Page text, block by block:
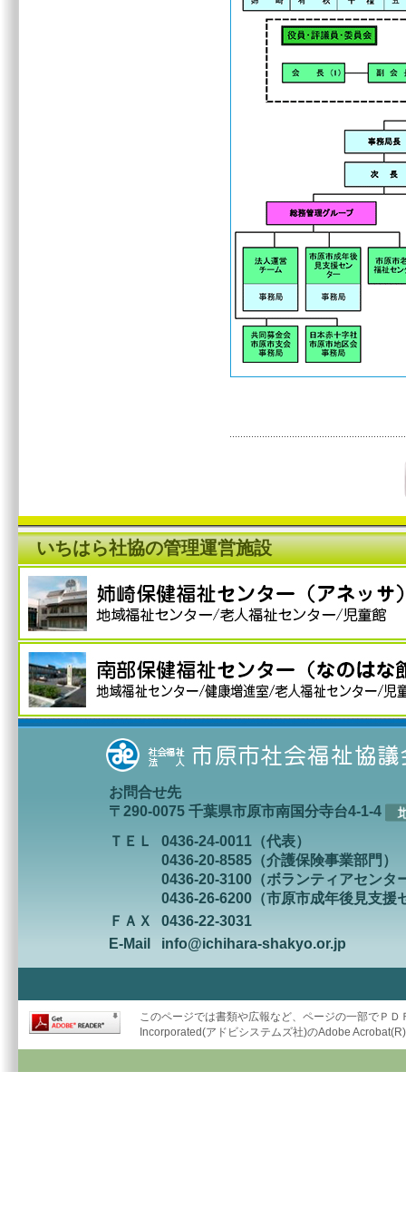
いちはら社協の管理運営施設
お問合せ先
〒290-0075 千葉県市原市南国分寺台4-1-4
ＴＥＬ
0436-24-0011（代表）
0436-20-8585（介護保険事業部門）
0436-20-3100（ボランティアセンタ
0436-26-6200（市原市成年後見支援
ＦＡＸ
0436-22-3031
E-Mail
info@ichihara-shakyo.or.jp
このページでは書類や広報など、ページの一部でＰ
Incorporated(アドビシステムズ社)のAdobe